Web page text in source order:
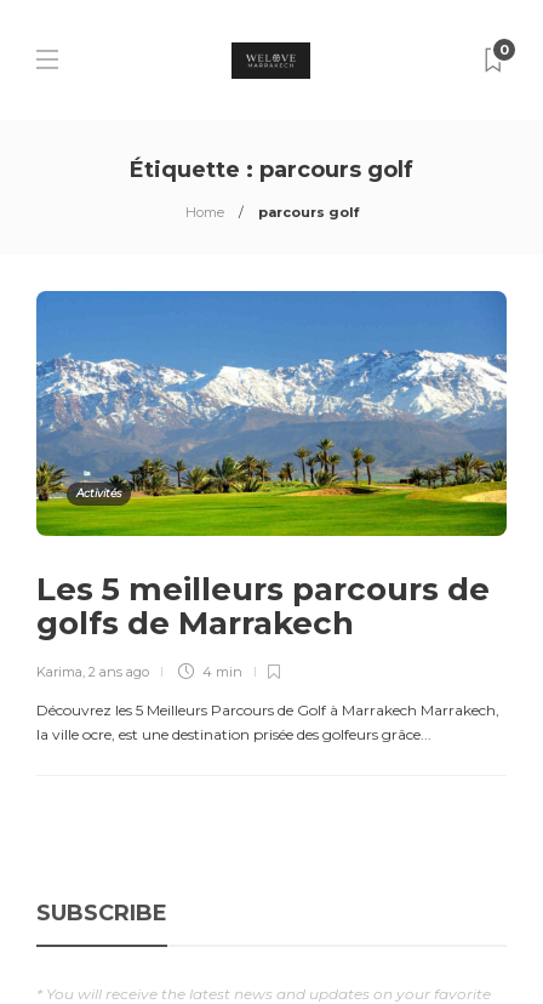
0
Étiquette : parcours golf
Home parcours golf
Activités
Les 5 meilleurs parcours de
golfs de Marrakech
Karima 2 ans ago 4 min
Découvrez les 5 Meilleurs Parcours de Golf à Marrakech Marrakech,
la ville ocre, est une destination prisée des golfeurs grâce...
SUBSCRIBE
* You will receive the latest news and updates on your favorite